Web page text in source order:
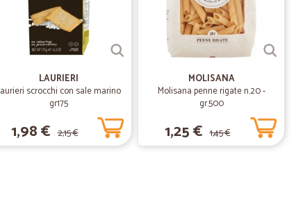
LAURIERI
scrocchi con sale marino
gr175
1,98 € 2,15 €
MOLISANA
Molisana penne rigate n.20 -
gr.500
1,25 € 1,45 €